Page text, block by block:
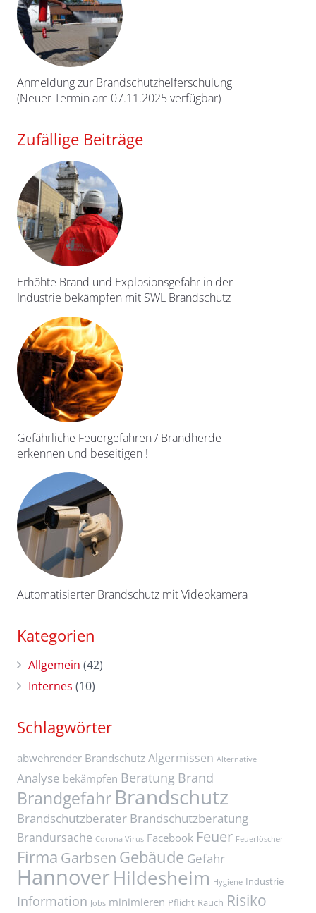
Anmeldung zur Brandschutzhelferschulung
(Neuer Termin am 07.11.2025 verfügbar)
Zufällige Beiträge
Erhöhte Brand und Explosionsgefahr in der
Industrie bekämpfen mit SWL Brandschutz
Gefährliche Feuergefahren / Brandherde
erkennen und beseitigen !
Automatisierter Brandschutz mit Videokamera
Kategorien
Allgemein (42)
Internes (10)
Schlagwörter
abwehrender Brandschutz Algermissen Alternative
Analyse bekämpfen Beratung Brand
BrandgefahrBrandschutz
Brandschutzberater Brandschutzberatung
Brandursache Corona Virus Facebook Feuer Feuerlöscher
Firma Garbsen Gebäude Gefahr
HannoverHildesheim Hygiene Industrie
Information Jobs minimieren Pflicht Rauch Risiko